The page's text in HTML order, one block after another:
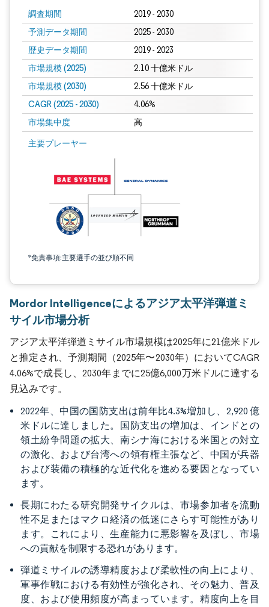
調査期間 2019 - 2030
予測データ期間 2025 - 2030
歴史データ期間 2019 - 2023
市場規模 (2025) 2.10 十億米ドル
市場規模 (2030) 2.56 十億米ドル
CAGR (2025 - 2030) 4.06%
市場集中度 高
主要プレーヤー
*免責事項:主要選手の並び順不同
Mordor Intelligenceによるアジア太平洋弾道ミ
サイル市場分析
アジア太平洋弾道ミサイル市場規模は2025年に21億米ドル
と推定され、予測期間（2025年〜2030年）においてCAGR
4.06%で成長し、2030年までに25億6,000万米ドルに達する
見込みです。
2022年、中国の国防支出は前年比4.3%増加し、2,920 億
米ドルに達しました。国防支出の増加は、インドとの
領土紛争問題の拡大、南シナ海における米国との対立
の激化、および台湾への領有権主張など、中国が兵器
および装備の積極的な近代化を進める要因となってい
ます。
長期にわたる研究開発サイクルは、市場参加者を流動
性不足またはマクロ経済の低迷にさらす可能性があり
ます。これにより、生産能力に悪影響を及ぼし、市場
への貢献を制限する恐れがあります。
弾道ミサイルの誘導精度および柔軟性の向上により、
軍事作戦における有効性が強化され、その魅力、普及
度、および使用頻度が高まっています。精度向上を目